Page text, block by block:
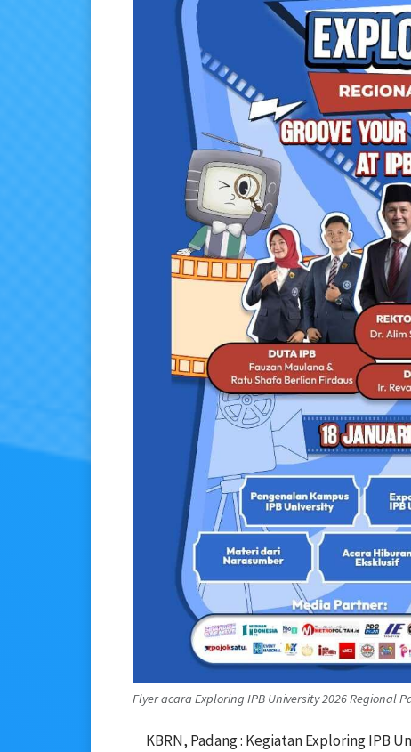
Flyer acara Exploring IPB University 2026 Regional
KBRN, Padang : Kegiatan Exploring IPB